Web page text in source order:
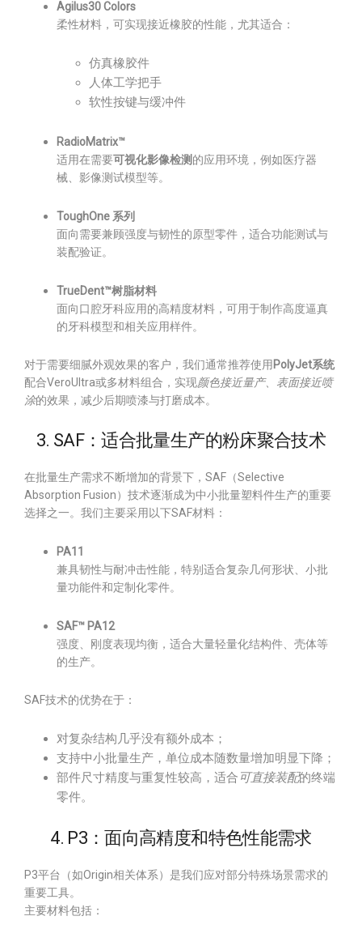
Agilus30 Colors
柔性材料，可实现接近橡胶的性能，尤其适合：
仿真橡胶件
人体工学把手
软性按键与缓冲件
RadioMatrix™
适用在需要可视化影像检测的应用环境，例如医疗器
械、影像测试模型等。
ToughOne 系列
面向需要兼顾强度与韧性的原型零件，适合功能测试与
装配验证。
TrueDent™树脂材料
面向口腔牙科应用的高精度材料，可用于制作高度逼真
的牙科模型和相关应用样件。
对于需要细腻外观效果的客户，我们通常推荐使用 PolyJet系统
配合VeroUltra或多材料组合，实现颜色接近量产、表面接近喷
涂的效果，减少后期喷漆与打磨成本。
3. SAF：适合批量生产的粉床聚合技术
在批量生产需求不断增加的背景下，SAF（Selective
Absorption Fusion）技术逐渐成为中小批量塑料件生产的重要
选择之一。我们主要采用以下SAF材料：
PA11
兼具韧性与耐冲击性能，特别适合复杂几何形状、小批
量功能件和定制化零件。
SAF™ PA12
强度、刚度表现均衡，适合大量轻量化结构件、壳体等
的生产。
SAF技术的优势在于：
对复杂结构几乎没有额外成本；
支持中小批量生产，单位成本随数量增加明显下降；
部件尺寸精度与重复性较高，适合 可直接装配的终端
零件。
4. P3：面向高精度和特色性能需求
P3平台（如Origin相关体系）是我们应对部分特殊场景需求的
重要工具。
主要材料包括：